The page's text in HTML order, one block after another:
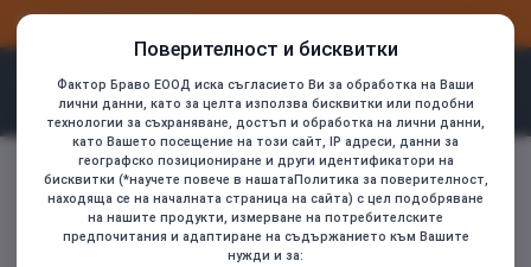
Поверителност и бисквитки
Фактор Браво ЕООД иска съгласието Ви за обработка на Ваши
лични данни, като за целта използва бисквитки или подобни
технологии за съхраняване, достъп и обработка на лични данни,
като Вашето посещение на този сайт, IP адреси, данни за
географско позициониране и други идентификатори на
бисквитки (*научете повече в нашатаПолитика за поверителност,
находяща се на началната страница на сайта) с цел подобряване
на нашите продукти, измерване на потребителските
предпочитания и адаптиране на съдържанието към Вашите
нужди и за:
ВХОД
home
CANYON keyboard KB-1 EN/BG Wired Black